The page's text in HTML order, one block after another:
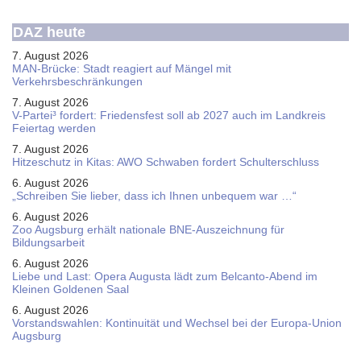
DAZ heute
7. August 2026
MAN-Brücke: Stadt reagiert auf Mängel mit
Verkehrsbeschränkungen
7. August 2026
V-Partei­³ fordert: Friedens­fest soll ab 2027 auch im Land­kreis
Feier­tag werden
7. August 2026
Hitzeschutz in Kitas: AWO Schwaben fordert Schulterschluss
6. August 2026
„Schreiben Sie lieber, dass ich Ihnen unbequem war …“
6. August 2026
Zoo Augsburg erhält nationale BNE-Auszeichnung für
Bildungsarbeit
6. August 2026
Liebe und Last: Opera Augusta lädt zum Belcanto-Abend im
Kleinen Goldenen Saal
6. August 2026
Vorstandswahlen: Kontinuität und Wechsel bei der Europa-Union
Augsburg